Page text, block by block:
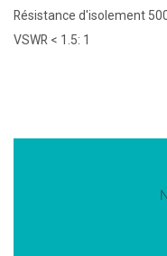
Résistance d'isolement
VSWR < 1.5: 1